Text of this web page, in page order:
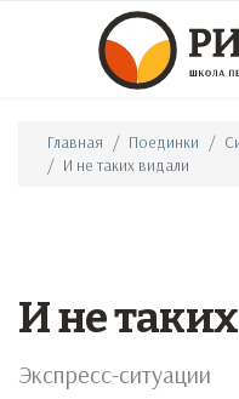
Главная Поединки
И не таких видали
И не
Экспресс-ситуации